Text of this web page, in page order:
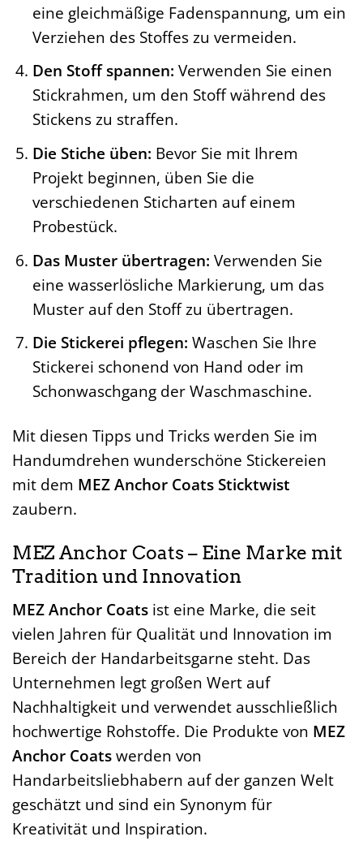
eine gleichmäßige Fadenspannung, um ein
Verziehen des Stoffes zu vermeiden.
Den Stoff spannen: Verwenden Sie einen
Stickrahmen, um den Stoff während des
Stickens zu straffen.
Die Stiche üben: Bevor Sie mit Ihrem
Projekt beginnen, üben Sie die
verschiedenen Sticharten auf einem
Probestück.
Das Muster übertragen: Verwenden Sie
eine wasserlösliche Markierung, um das
Muster auf den Stoff zu übertragen.
Die Stickerei pflegen: Waschen Sie Ihre
Stickerei schonend von Hand oder im
Schonwaschgang der Waschmaschine.
Mit diesen Tipps und Tricks werden Sie im
Handumdrehen wunderschöne Stickereien
mit dem MEZ Anchor Coats Sticktwist
zaubern.
MEZ Anchor Coats – Eine Marke mit
Tradition und Innovation
MEZ Anchor Coats ist eine Marke, die seit
vielen Jahren für Qualität und Innovation im
Bereich der Handarbeitsgarne steht. Das
Unternehmen legt großen Wert auf
Nachhaltigkeit und verwendet ausschließlich
hochwertige Rohstoffe. Die Produkte von MEZ
Anchor Coatswerden von
Handarbeitsliebhabern auf der ganzen Welt
geschätzt und sind ein Synonym für
Kreativität und Inspiration.